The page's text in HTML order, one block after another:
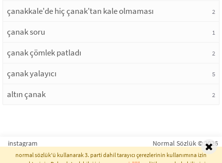
çanakkale'de hiç çanak'tan kale olmaması 2
çanak soru 1
çanak çömlek patladı 2
çanak yalayıcı 5
altın çanak 2
instagram Normal Sözlük © 2026
normal sözlük'ü kullanarak 3. parti dahil tarayıcı çerezlerinin kullanımına izin